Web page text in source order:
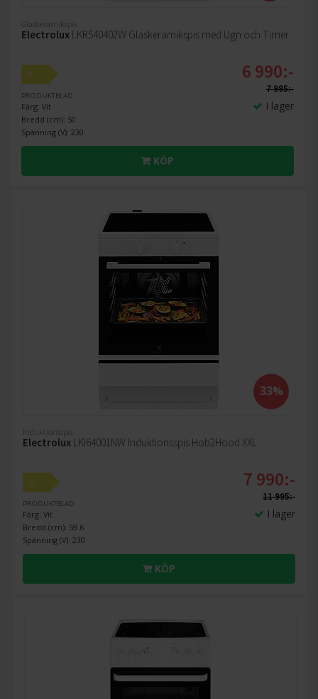
Glaskeramikspis
Electrolux LKR540402W Glaskeramikspis med Ugn och Timer
A
PRODUKTBLAD
Färg: Vit
Bredd (cm): 50
Spänning (V): 230
6 990:-
7 995:-
I lager
KÖP
33%
Induktionsspis
Electrolux LKI64001NW Induktionsspis Hob2Hood XXL
A
PRODUKTBLAD
Färg: Vit
Bredd (cm): 59.6
Spänning (V): 230
7 990:-
11 995:-
I lager
KÖP